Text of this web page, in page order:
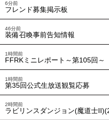
6分前
フレンド募集掲示板
46分前
装備召喚事前告知情報
1時間前
FFRKミニレポート～第105回～
1時間前
第35回公式生放送観覧応募
2時間前
ラビリンスダンジョン(魔道士